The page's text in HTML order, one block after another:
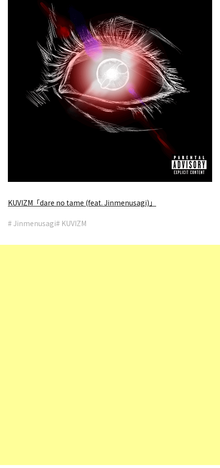
KUVIZM「dare no tame (feat. Jinmenusagi)」
# Jinmenusagi# KUVIZM